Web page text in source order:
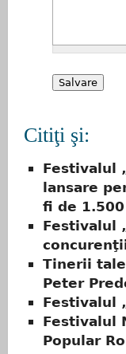
Citiţi şi:
Festivalul
lansare
fi de
Festivalul
Tinerii
Peter
Festivalul
Festivalul
Popular